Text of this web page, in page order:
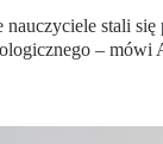
nauczyciele stali
–